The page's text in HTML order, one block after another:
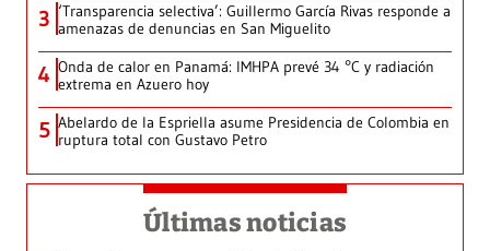
3 ‘Transparencia selectiva’: Guillermo García Rivas responde a
amenazas de denuncias en San Miguelito
4 Onda de calor en Panamá: IMHPA prevé 34 °C y radiación
extrema en Azuero hoy
5 Abelardo de la Espriella asume Presidencia de Colombia en
ruptura total con Gustavo Petro
Últimas noticias